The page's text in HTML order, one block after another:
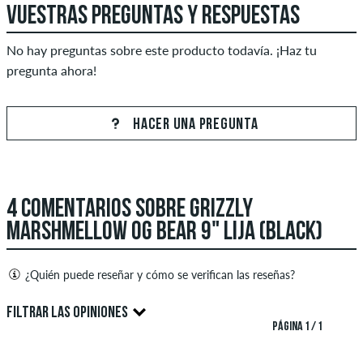
VUESTRAS PREGUNTAS Y RESPUESTAS
No hay preguntas sobre este producto todavía. ¡Haz tu
pregunta ahora!
HACER UNA PREGUNTA
4 COMENTARIOS SOBRE GRIZZLY
MARSHMELLOW OG BEAR 9" LIJA (BLACK)
¿Quién puede reseñar y cómo se verifican las reseñas?
Solo las personas con una cuenta de cliente de skatedeluxe
pueden crear reseñas. Estas se publicarán después de nuestra
FILTRAR LAS OPINIONES
PÁGINA 1 / 1